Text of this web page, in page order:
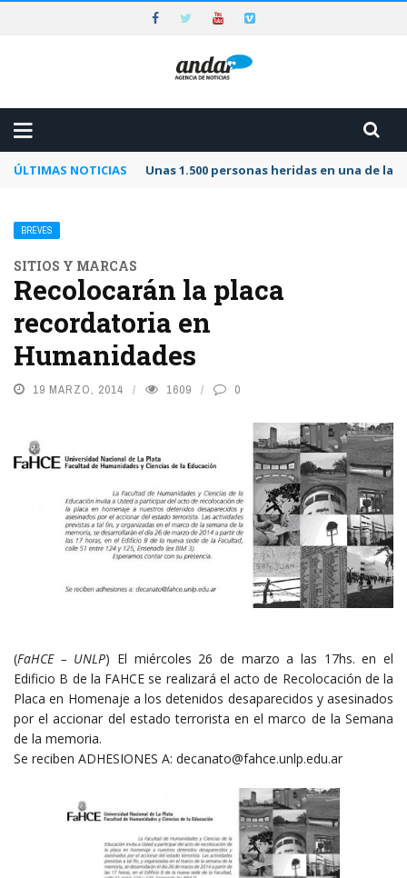
ÚLTIMAS NOTICIAS Unas 1.500 personas heridas en una de
BREVES
SITIOS Y MARCAS
Recolocarán la placa
recordatoria en
Humanidades
19 MARZO, 2014 1609 0
(FaHCE – UNLP) El miércoles 26 de marzo a las 17hs. en el
Edificio B de la FAHCE se realizará el acto de Recolocación de la
Placa en Homenaje a los detenidos desaparecidos y asesinados
por el accionar del estado terrorista en el marco de la Semana
de la memoria.
Se reciben ADHESIONES A: decanato@fahce.unlp.edu.ar